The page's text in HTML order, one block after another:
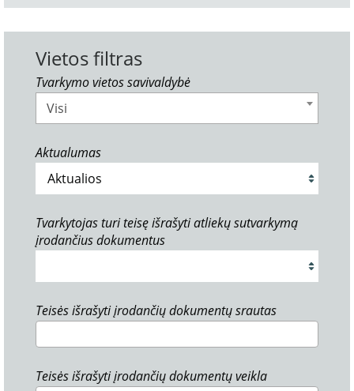
Vietos filtras
Tvarkymo vietos savivaldybė
Visi
Aktualumas
Tvarkytojas turi teisę išrašyti atliekų sutvarkymą
įrodančius dokumentus
Teisės išrašyti įrodančių dokumentų srautas
Teisės išrašyti įrodančių dokumentų veikla